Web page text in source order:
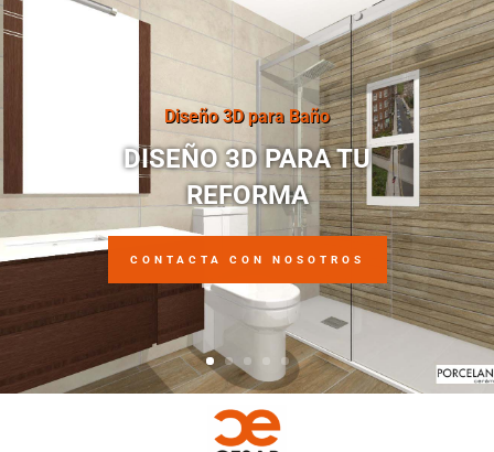
Diseño 3D para Baño
DISEÑO 3D PARA TU
REFORMA
CONTACTA CON NOSOTROS